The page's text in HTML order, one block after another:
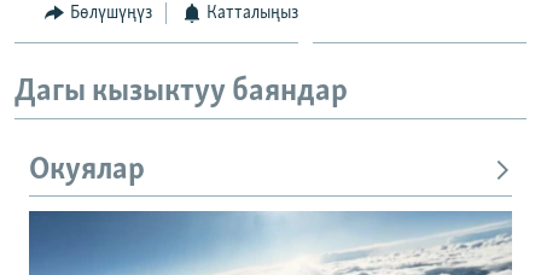
Бөлүшүңүз Катталыңыз
Дагы кызыктуу баяндар
Окуялар